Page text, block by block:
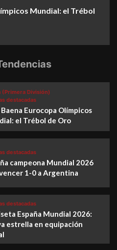
Mundial: el Trébol
(Primera División)
destacadas
Eurocopa Olímpicos
el Trébol de Oro
destacadas
campeona Mundial 2026
1-0 a Argentina
destacadas
España Mundial 2026:
estrella en equipación